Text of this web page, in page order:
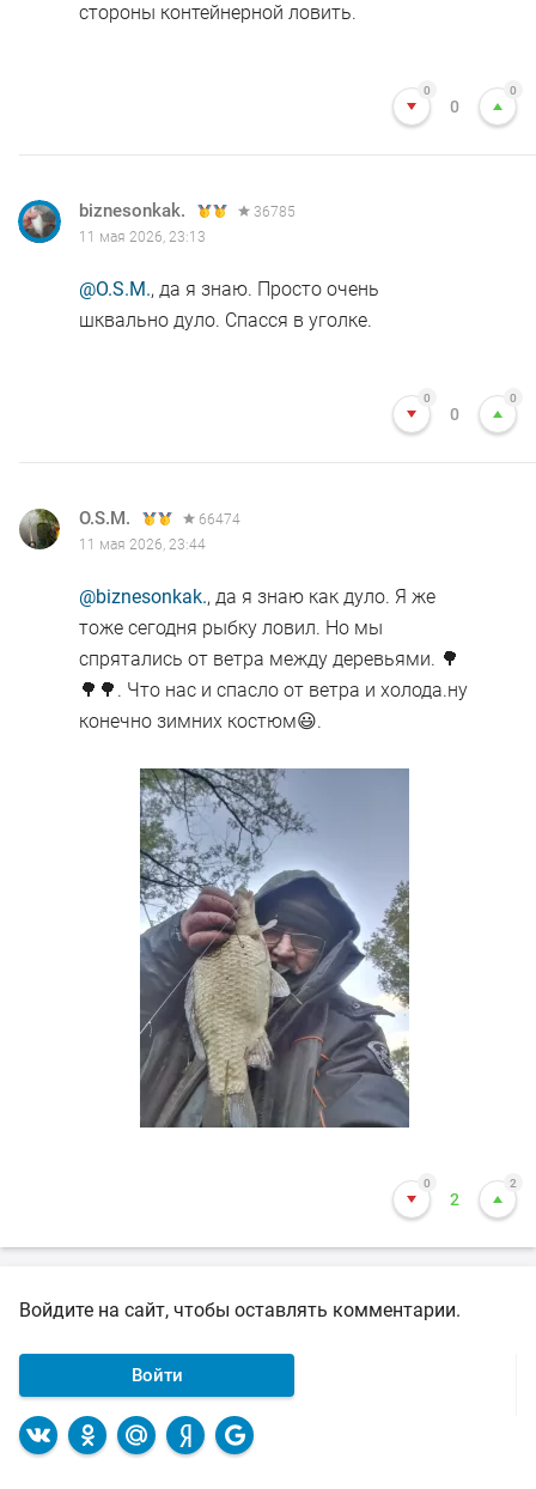
стороны контейнерной ловить.
0
0
0
biznesonkak.
36785
11 мая 2026, 23:13
@O.S.M., да я знаю. Просто очень
шквально дуло. Спасся в уголке.
0
0
0
O.S.M.
66474
11 мая 2026, 23:44
@biznesonkak., да я знаю как дуло. Я же
тоже сегодня рыбку ловил. Но мы
спрятались от ветра между деревьями. 🌳
🌳🌳. Что нас и спасло от ветра и холода.ну
конечно зимних костюм😃.
0
2
2
Войдите на сайт, чтобы оставлять комментарии.
Войти